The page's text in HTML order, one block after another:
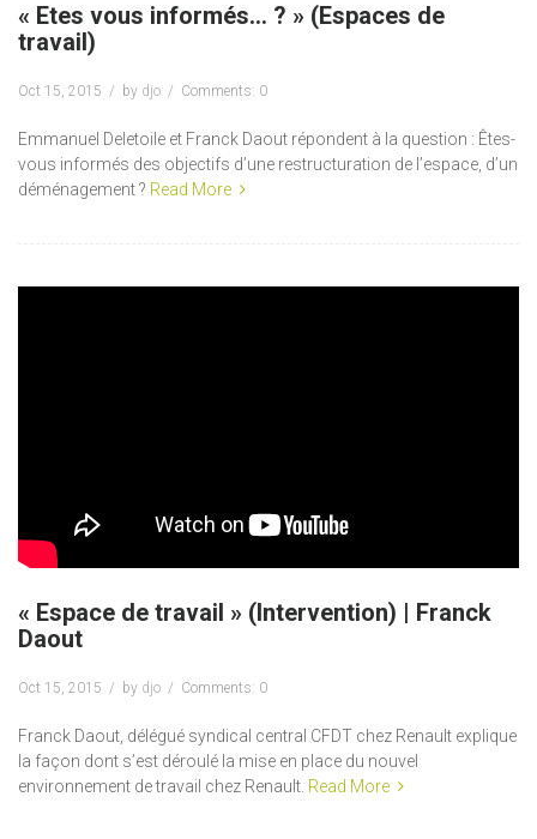
« Etes vous informés… ? » (Espaces de
travail)
Oct 15, 2015 by djo Comments: 0
Emmanuel Deletoile et Franck Daout répondent à la question : Êtes-
vous informés des objectifs d’une restructuration de l’espace, d’un
déménagement ? Read More
« Espace de travail » (Intervention) | Franck
Daout
Oct 15, 2015 by djo Comments: 0
Franck Daout, délégué syndical central CFDT chez Renault explique
la façon dont s’est déroulé la mise en place du nouvel
environnement de travail chez Renault. Read More